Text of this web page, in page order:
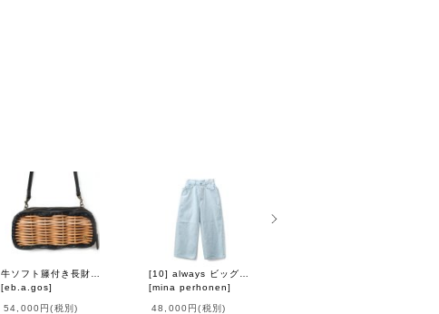
[eb.a.gos]
54,000円(税別)
[mina perhonen]
48,000円(税別)